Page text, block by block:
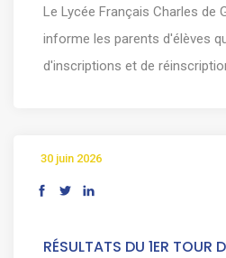
Le Lycée Français Charles de
informe les parents d'élèves
d'inscriptions et de
30 juin 2026
RÉSULTATS DU 1ER TOUR